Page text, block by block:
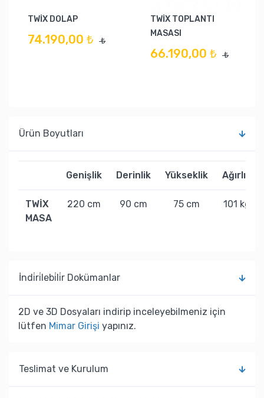
TWİX DOLAP
74.190,00 ₺ ₺
TWİX TOPLANTI
MASASI
66.190,00 ₺ ₺
Ürün Boyutları
Genişlik Derinlik Yükseklik Ağırlık
TWİX
MASA
220 cm 90 cm 75 cm 101 kg
İndi̇ri̇lebi̇li̇r Dokümanlar
2D ve 3D Dosyaları indirip inceleyebilmeniz için
lütfen Mimar Girişi yapınız.
Teslimat ve Kurulum